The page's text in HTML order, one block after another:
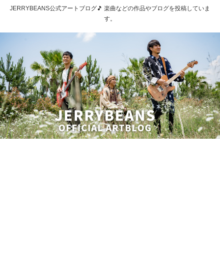
JERRYBEANS公式アートブログ🎵 楽曲などの作品やブログを投稿していま
す。